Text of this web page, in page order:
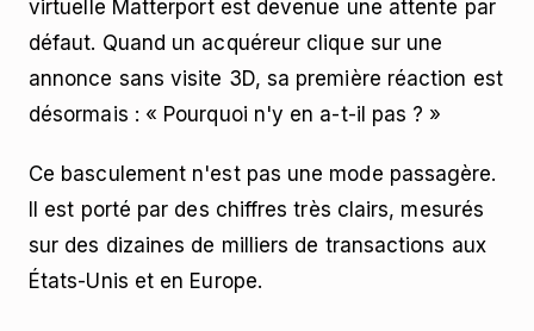
virtuelle Matterport est devenue une attente par
défaut. Quand un acquéreur clique sur une
annonce sans visite 3D, sa première réaction est
désormais : « Pourquoi n'y en a-t-il pas ? »
Ce basculement n'est pas une mode passagère.
Il est porté par des chiffres très clairs, mesurés
sur des dizaines de milliers de transactions aux
États-Unis et en Europe.